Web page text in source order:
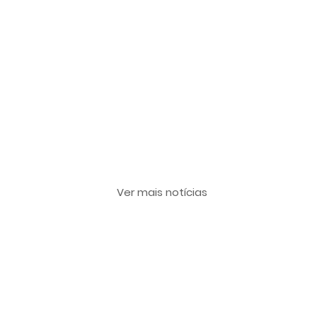
Ver mais notícias